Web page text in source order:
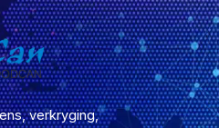
verkryging,